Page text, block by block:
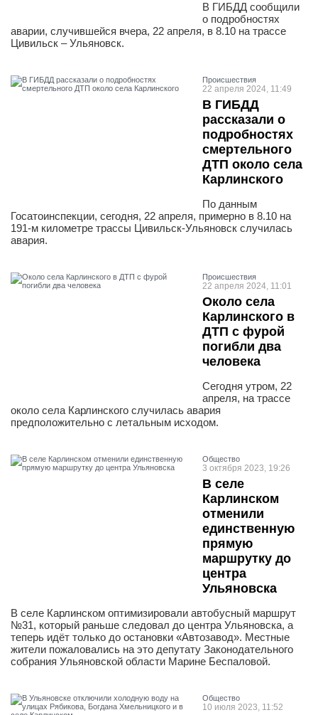
В ГИБДД сообщили
о подробностях
аварии, случившейся вчера, 22 апреля, в 8.10 на трассе
Цивильск – Ульяновск.
Проиcшествия
22 апреля 2024, 11:49
В ГИБДД
рассказали о
подробностях
смертельного
ДТП около села
Карлинского
По данным
Госатоинспекции, сегодня, 22 апреля, примерно в 8.10 на
191-м километре трассы Цивильск-Ульяновск случилась
авария.
Проиcшествия
22 апреля 2024, 11:01
Около села
Карлинского в
ДТП с фурой
погибли два
человека
Сегодня утром, 22
апреля, на трассе
около села Карлинского случилась авария
предположительно с летальным исходом.
Общество
3 октября 2023, 19:26
В селе
Карлинском
отменили
единственную
прямую
маршрутку до
центра
Ульяновска
В селе Карлинском оптимизировали автобусный маршрут
№31, который раньше следовал до центра Ульяновска, а
теперь идёт только до остановки «Автозавод». Местные
жители пожаловались на это депутату Законодательного
собрания Ульяновской области Марине Беспаловой.
Общество
10 июля 2023, 11:52